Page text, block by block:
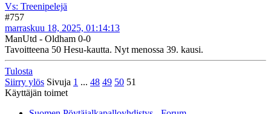
Vs: Treenipelejä
#757
marraskuu 18, 2025, 01:14:13
ManUtd - Oldham 0-0
Tavoitteena 50 Hesu-kautta. Nyt menossa 39. kausi.
Tulosta
Siirry ylös Sivuja 1 ... 48 49 50 51
Käyttäjän toimet